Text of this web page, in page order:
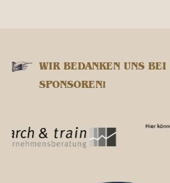
WIR BEDANKEN UNS BEI
SPONSOREN!